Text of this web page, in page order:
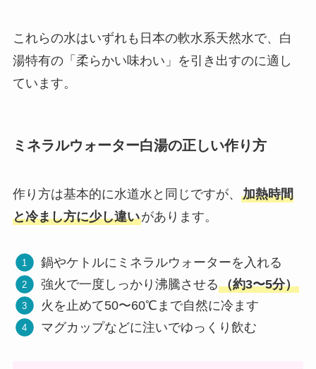
これらの水はいずれも日本の軟水系天然水で、白
湯特有の「柔らかい味わい」を引き出すのに適し
ています。
ミネラルウォーター白湯の正しい作り方
作り方は基本的に水道水と同じですが、 加熱時間
と冷まし方に少し違いがあります。
鍋やケトルにミネラルウォーターを入れる
強火で一度しっかり沸騰させる（約3〜5分）
火を止めて50〜60℃まで自然に冷ます
マグカップなどに注いでゆっくり飲む